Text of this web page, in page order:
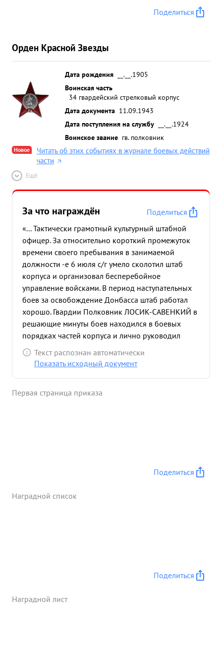
Поделиться
Орден Красной Звезды
Дата рождения
__.__.1905
Воинская часть
34 гвардейский стрелковый корпус
Дата документа 11.09.1943
Дата поступления на службу
__.__.1924
Воинское звание гв. полковник
Новое
Читать об этих событиях в журнале боевых действий
части
Ещё
За что награждён
Поделиться
«... Тактически грамотный культурный штабной
офицер. За относительно короткий промежуток
времени своего пребывания в занимаемой
должности -е 6 июля с/г умело сколотил штаб
корпуса и организовал бесперебойное
управление войсками. В период наступательных
боев за освобождение Донбасса штаб работал
хорошо. Гвардии Полковник ЛОСИК-САВЕНКИЙ в
решающие минуты боев находился в боевых
порядках частей корпуса и лично руководил
работой подчиненных штабов обеспечивая
организ цию взаимодействие родов войск. в
беспрекословного выполнения приказов. ...»
Текст распознан автоматически
Показать исходный документ
Первая страница приказа
Поделиться
Наградной список
Поделиться
Наградной лист